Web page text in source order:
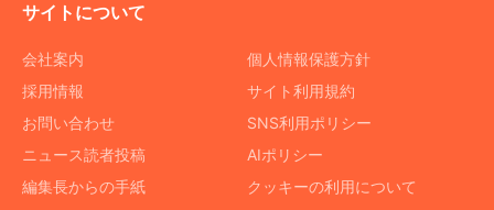
サイトについて
会社案内
採用情報
お問い合わせ
ニュース読者投稿
編集長からの手紙
個人情報保護方針
サイト利用規約
SNS利用ポリシー
AIポリシー
クッキーの利用について